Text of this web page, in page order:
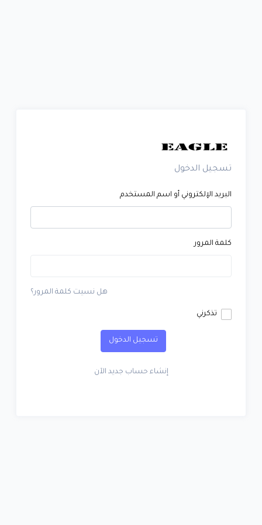
تسجيل الدخول
البريد الإلكتروني أو اسم المستخدم
كلمة المرور
هل نسيت كلمة المرور؟
تذكرني
تسجيل الدخول
إنشاء حساب جديد الآن